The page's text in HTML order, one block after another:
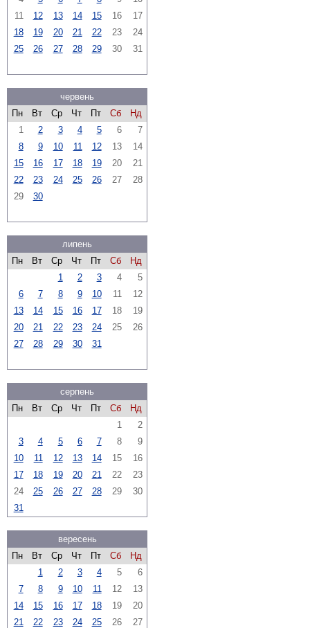
11
12 13 14 15 16
17
18
19 20 21 22 23
24
25
26 27 28 29 30 31
червень
Пн
Вт Ср Чт Пт Сб
Нд
1
2 3 4 5 6
7
8
9 10 11 12 13
14
15
16 17 18 19 20
21
22
23 24 25 26 27
28
29
30
липень
Пн
Вт Ср Чт Пт Сб
Нд
1
2 3 4
5
6
7 8 9 10 11
12
13
14 15 16 17 18
19
20
21 22 23 24 25
26
27
28 29 30 31
серпень
Пн
Вт Ср Чт Пт Сб
Нд
1
2
3
4 5 6 7 8
9
10
11 12 13 14 15
16
17
18 19 20 21 22
23
24
25 26 27 28 29
30
31
вересень
Пн
Вт Ср Чт Пт Сб
Нд
1
2 3 4 5
6
7
8 9 10 11 12
13
14
15 16 17 18 19
20
21
22 23 24 25 26
27